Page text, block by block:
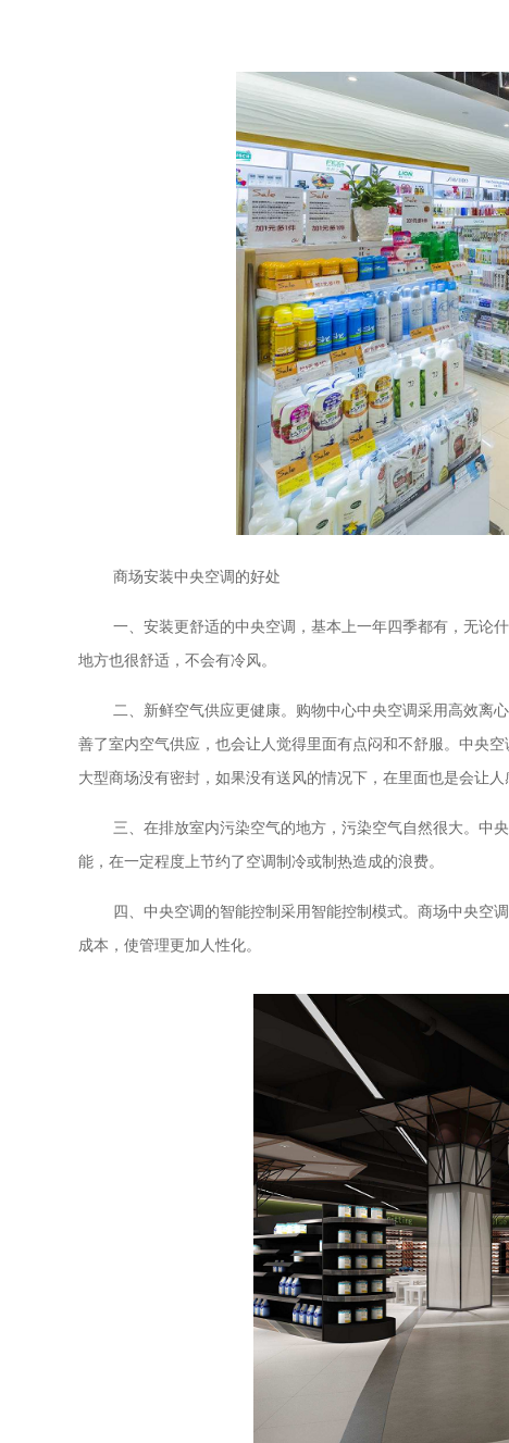
商场安装中央空调的好处
一、安装更舒适的中央空调，基本上一年四季都有，无论
地方也很舒适，不会有冷风。
二、新鲜空气供应更健康。购物中心中央空调采用高效离
善了室内空气供应，也会让人觉得里面有点闷和不舒服。中央
大型商场没有密封，如果没有送风的情况下，在里面也是会让
三、在排放室内污染空气的地方，污染空气自然很大。中
能，在一定程度上节约了空调制冷或制热造成的浪费。
四、中央空调的智能控制采用智能控制模式。商场中央空
成本，使管理更加人性化。